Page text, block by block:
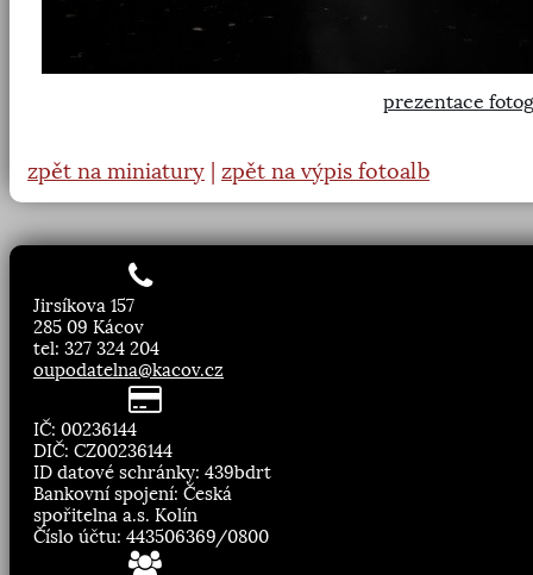
prezentace
zpět na miniatury zpět na výpis fotoalb
Jirsíkova 157
285 09 Kácov
tel: 327 324 204
oupodatelna@kacov.cz
IČ: 00236144
DIČ: CZ00236144
ID datové schránky: 439bdrt
Bankovní spojení: Česká
spořitelna a.s. Kolín
Číslo účtu: 443506369/0800